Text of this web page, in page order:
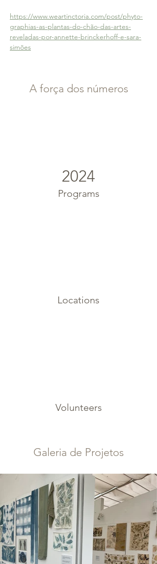
https://www.weartinctoria.com/post/phyto-
graphias-as-plantas-do-chão-das-artes-
reveladas-por-annette-brinckerhoff-e-sara-
simões
A força dos números
2024
Programs
Locations
Volunteers
Galeria de Projetos